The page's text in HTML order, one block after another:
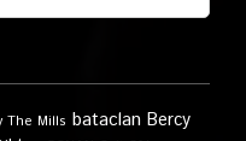
The Mills bataclan Bercy